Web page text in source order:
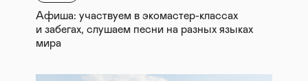
Афиша: участвуем в экомастер-классах
и забегах, слушаем песни на разных языках
мира